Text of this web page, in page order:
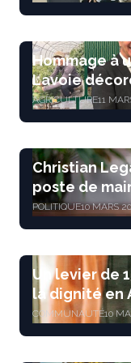
Hommage à
Lavoie
AGRICULTURE11
Christian
poste de
POLITIQUE10 MARS
Un levier de
la dignité en
COMMUNAUTÉ10